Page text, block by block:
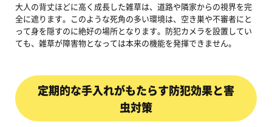
大人の背丈ほどに高く成長した雑草は、道路や隣家からの視界を完
全に遮ります。このような死角の多い環境は、空き巣や不審者にと
って身を隠すのに絶好の場所となります。防犯カメラを設置してい
ても、雑草が障害物となっては本来の機能を発揮できません。
定期的な手入れがもたらす防犯効果と害
虫対策